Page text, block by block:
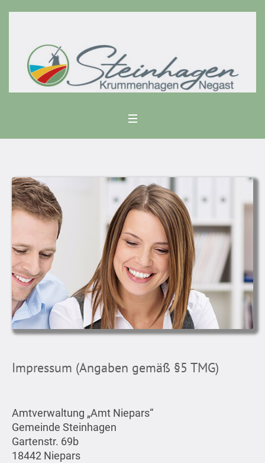
Impressum (Angaben gemäß §5 TMG)
Amtverwaltung „Amt Niepars“
Gemeinde Steinhagen
Gartenstr. 69b
18442 Niepars